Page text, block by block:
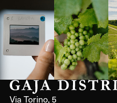
Langa, 1977 Borgogna,
Francia
Via Torino, 5